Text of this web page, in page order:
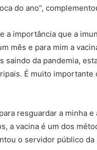
do ano”,
a importância que a
mês e para mim a
saindo da pandemia,
É muito importante
resguardar a minha
a vacina é um dos
o servidor público